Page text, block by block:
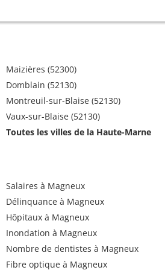
Maizières (52300)
Domblain (52130)
Montreuil-sur-Blaise (52130)
Vaux-sur-Blaise (52130)
Toutes les villes de la Haute-Marne
Salaires à Magneux
Délinquance à Magneux
Hôpitaux à Magneux
Inondation à Magneux
Nombre de dentistes à Magneux
Fibre optique à Magneux